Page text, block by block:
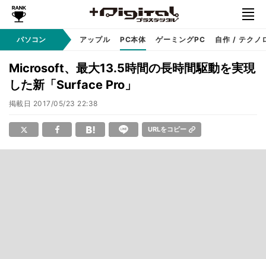
パソコンWindows アップル PC本体 ゲーミングPC 自作 / テクノ
Microsoft、最大13.5時間の長時間駆動を実現
した新「Surface Pro」
掲載日 2017/05/23 22:38
URLをコピー